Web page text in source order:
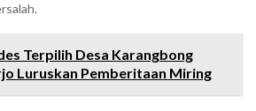
Terpilih Desa Karangbong
Luruskan Pemberitaan Miring